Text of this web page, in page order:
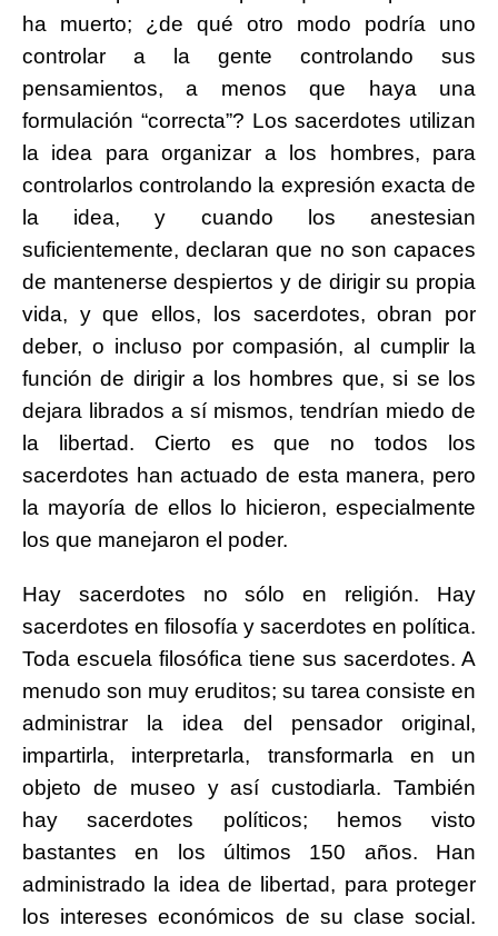
ha muerto; ¿de qué otro modo podría uno
controlar a la gente controlando sus
pensamientos, a menos que haya una
formulación “correcta”? Los sacerdotes utilizan
la idea para organizar a los hombres, para
controlarlos controlando la expresión exacta de
la idea, y cuando los anestesian
suficientemente, declaran que no son capaces
de mantenerse despiertos y de dirigir su propia
vida, y que ellos, los sacerdotes, obran por
deber, o incluso por compasión, al cumplir la
función de dirigir a los hombres que, si se los
dejara librados a sí mismos, tendrían miedo de
la libertad. Cierto es que no todos los
sacerdotes han actuado de esta manera, pero
la mayoría de ellos lo hicieron, especialmente
los que manejaron el poder.
Hay sacerdotes no sólo en religión. Hay
sacerdotes en filosofía y sacerdotes en política.
Toda escuela filosófica tiene sus sacerdotes. A
menudo son muy eruditos; su tarea consiste en
administrar la idea del pensador original,
impartirla, interpretarla, transformarla en un
objeto de museo y así custodiarla. También
hay sacerdotes políticos; hemos visto
bastantes en los últimos 150 años. Han
administrado la idea de libertad, para proteger
los intereses económicos de su clase social.